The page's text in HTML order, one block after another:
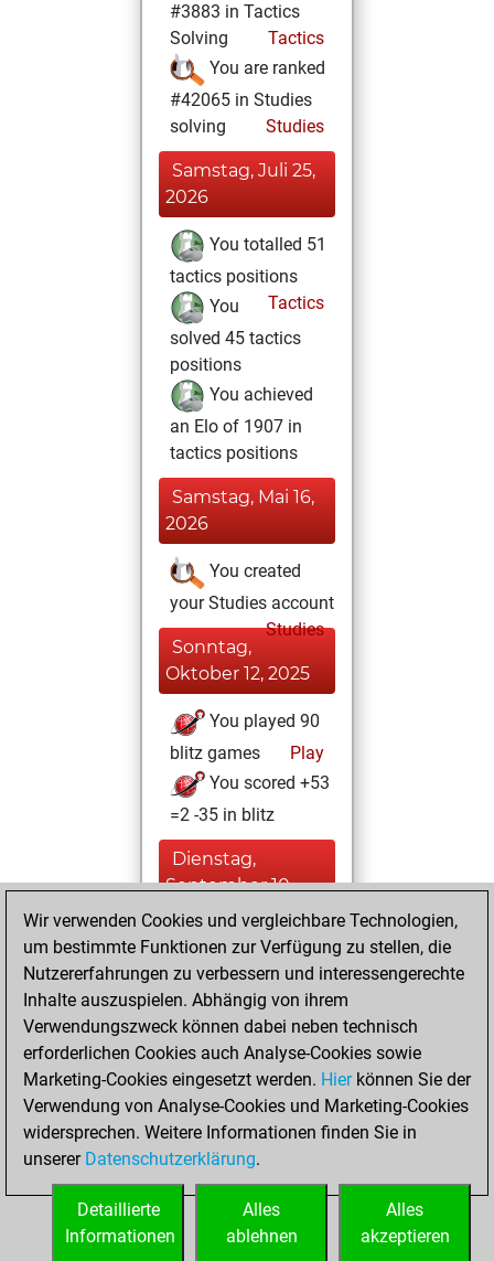
#3883 in Tactics
Solving
Tactics
You are ranked
#42065 in Studies
solving
Studies
Samstag, Juli 25,
2026
You totalled 51
tactics positions
Tactics
You
solved 45 tactics
positions
You achieved
an Elo of 1907 in
tactics positions
Samstag, Mai 16,
2026
You created
your Studies account
Studies
Sonntag,
Oktober 12, 2025
You played 90
blitz games
Play
You scored +53
=2 -35 in blitz
Dienstag,
September 10,
2024
You created
your Fritz account
Fritz
Dienstag,
Oktober 25, 2016
You played 16
slow games
Play
You scored +11
=1 -4 in slow games
Wir verwenden Cookies und vergleichbare Technologien,
um bestimmte Funktionen zur Verfügung zu stellen, die
Nutzererfahrungen zu verbessern und interessengerechte
Inhalte auszuspielen. Abhängig von ihrem
Verwendungszweck können dabei neben technisch
erforderlichen Cookies auch Analyse-Cookies sowie
Marketing-Cookies eingesetzt werden. Hierkönnen Sie der
Verwendung von Analyse-Cookies und Marketing-Cookies
widersprechen. Weitere Informationen finden Sie in
unserer Datenschutzerklärung.
Alles
akzeptieren
Alles
ablehnen
Detaillierte
Informationen